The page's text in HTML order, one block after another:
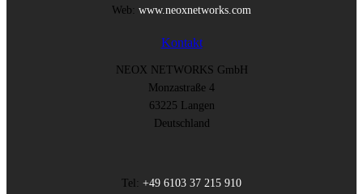
Web: www.neoxnetworks.com
Kontakt
NEOX NETWORKS GmbH
Monzastraße 4
63225 Langen
Deutschland
Tel: +49 6103 37 215 910